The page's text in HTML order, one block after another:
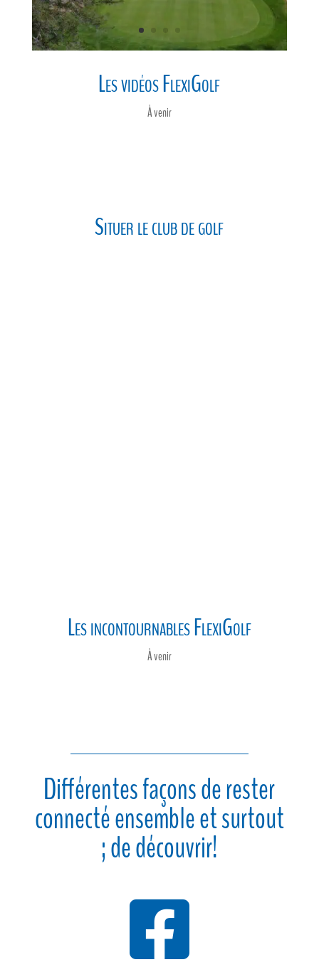
Les vidéos FlexiGolf
À venir
Situer le club de golf
Les incontournables FlexiGolf
À venir
Différentes façons de rester
connecté ensemble et surtout
; de découvrir!
